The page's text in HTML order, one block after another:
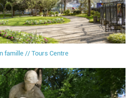
famille // Tours Centre